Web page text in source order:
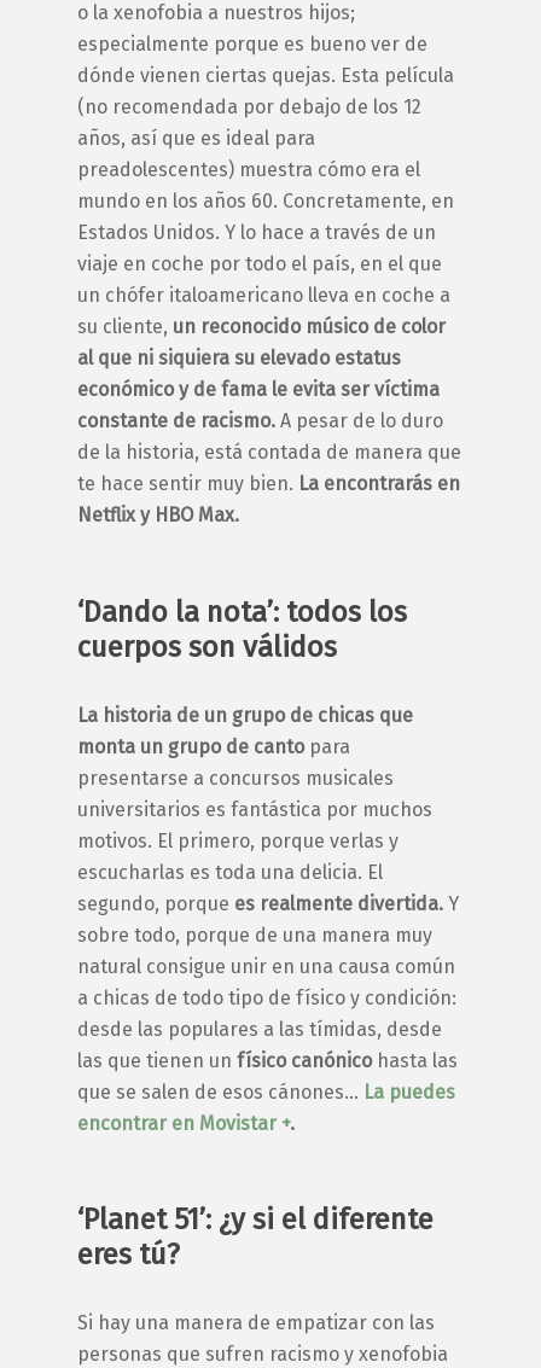
o la xenofobia a nuestros hijos;
especialmente porque es bueno ver de
dónde vienen ciertas quejas. Esta película
(no recomendada por debajo de los 12
años, así que es ideal para
preadolescentes) muestra cómo era el
mundo en los años 60. Concretamente, en
Estados Unidos. Y lo hace a través de un
viaje en coche por todo el país, en el que
un chófer italoamericano lleva en coche a
su cliente, un reconocido músico de color
al que ni siquiera su elevado estatus
económico y de fama le evita ser víctima
constante de racismo. A pesar de lo duro
de la historia, está contada de manera que
te hace sentir muy bien. La encontrarás en
Netflix y HBO Max.
‘Dando la nota’: todos los
cuerpos son válidos
La historia de un grupo de chicas que
monta un grupo de cantopara
presentarse a concursos musicales
universitarios es fantástica por muchos
motivos. El primero, porque verlas y
escucharlas es toda una delicia. El
segundo, porque es realmente divertida. Y
sobre todo, porque de una manera muy
natural consigue unir en una causa común
a chicas de todo tipo de físico y condición:
desde las populares a las tímidas, desde
las que tienen un físico canónicohasta las
que se salen de esos cánones… La puedes
encontrar en Movistar +.
‘Planet 51’: ¿y si el diferente
eres tú?
Si hay una manera de empatizar con las
personas que sufren racismo y xenofobia